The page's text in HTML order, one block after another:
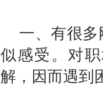
一、有很多
似感受。对
解，因而遇到